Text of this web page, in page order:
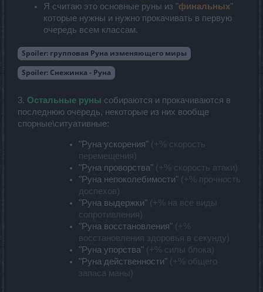
Я считаю это основные руны из "финальных"
которые нужны и нужно прокачивать в первую
очередь всем классам.
Spoiler: групповая Руна изменяющего миры
Spoiler: Снежинка - Руна
3. Остальные руны собираются и прокачиваются в
последнюю очередь, некоторые из них вообще
спорные\ситуативные:
"Руна ускорения" (+% скорость
перемещения)
"Руна проворства" (+% скорость атаки)
"Руна непоколебимости" (+% прочность
доспехов)
"Руна выдержки" (+% на все виды
сопротивления)
"Руна восстановления" (+%
восстановления здоровья в секунду)
"Руна упорства" (+% силы блока)
"Руна действенности" (+% общего
запаса маны)